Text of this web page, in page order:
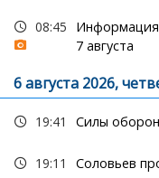
08:45
7 августа
6 августа 2026,
19:41 Силы
19:11 Соловьев